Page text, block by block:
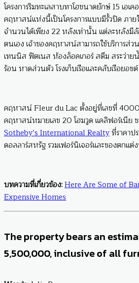
โครงการริมทะเลสาบทาโฮขนาดยักษ์ 15 เอเ
คฤหาสน์แห่งนี้เป็นโครงการแบบมีรั้วปิด ภา
จำนวนได้เพียง 22 หลังเท่านั้น แต่ละหลังมี
ตนเอง เจ้าของคฤหาสน์สามารถใช้บริการส่
เทนนิส ฟิตเนส ห้องล็อคเกอร์ สตีม สระว่าย
ร้อน หาดส่วนตัว โรงเก็บเรือและคลับเรือยอชต์
คฤหาสน์ Fleur du Lac ตั้งอยู่ที่เลขที่ 4000
คฤหาสน์หมายเลข 20 โฮมวูด แคลิฟอร์เนีย
Sotheby’s International Realty ที่ราคา
ดอลลาร์สหรัฐ รวมเฟอร์นิเจอร์และของตกแต่
บทความที่เกี่ยวข้อง:Here Are Some of
Expensive Homes
The property bears an
5,500,000, inclusive of all